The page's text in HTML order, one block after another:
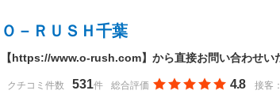
Ｏ－ＲＵＳＨ千葉
【https://www.o-rush.com】から直接お問い合わせい
クチコミ件数 531件 総合評価 4.8 接客：